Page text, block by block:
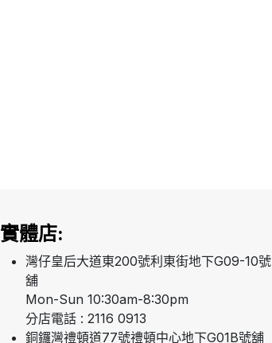
實體店:
灣仔皇后大道東200號利東街地下G09-10號
舖
Mon-Sun 10:30am-8:30pm
分店電話 : 2116 0913
銅鑼灣禮頓道77號禮頓中心地下G01B號舖